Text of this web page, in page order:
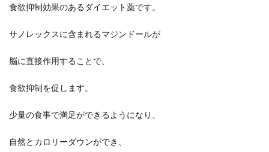
食欲抑制効果のあるダイエット薬です。
サノレックスに含まれるマジンドールが
脳に直接作用することで、
食欲抑制を促します。
少量の食事で満足ができるようになり、
自然とカロリーダウンができ、